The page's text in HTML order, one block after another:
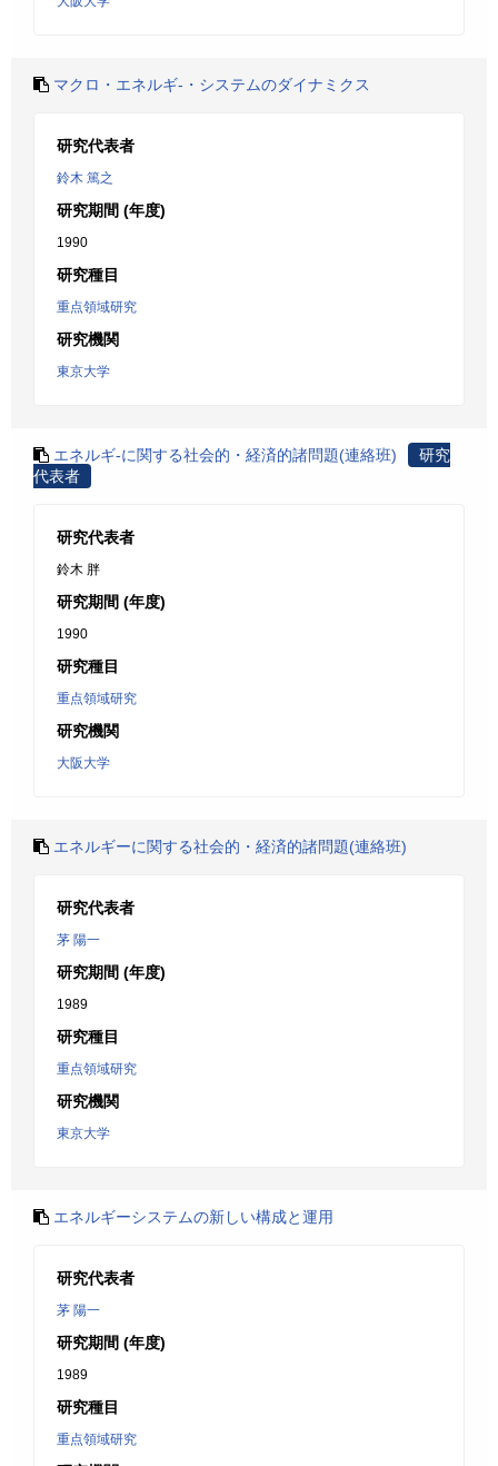
マクロ・エネルギ-・システムのダイナミクス
研究代表者
鈴木 篤之
研究期間 (年度)
1990
研究種目
重点領域研究
研究機関
東京大学
エネルギ-に関する社会的・経済的諸問題(連絡班)
研究
代表者
研究代表者
鈴木 胖
研究期間 (年度)
1990
研究種目
重点領域研究
研究機関
大阪大学
エネルギーに関する社会的・経済的諸問題(連絡班)
研究代表者
茅 陽一
研究期間 (年度)
1989
研究種目
重点領域研究
研究機関
東京大学
エネルギーシステムの新しい構成と運用
研究代表者
茅 陽一
研究期間 (年度)
1989
研究種目
重点領域研究